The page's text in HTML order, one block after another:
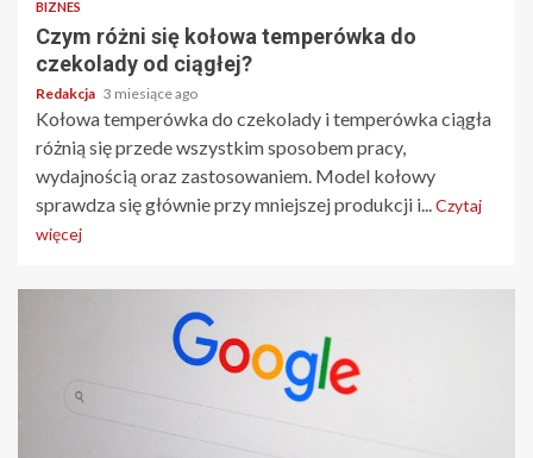
BIZNES
Czym różni się kołowa temperówka do
czekolady od ciągłej?
Redakcja 3 miesiące ago
Kołowa temperówka do czekolady i temperówka ciągła
różnią się przede wszystkim sposobem pracy,
wydajnością oraz zastosowaniem. Model kołowy
sprawdza się głównie przy mniejszej produkcji i...Czytaj
więcej